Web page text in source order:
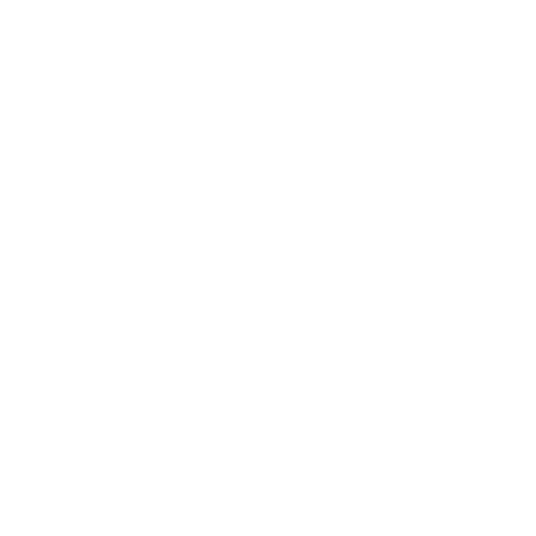
acvatic imens. Receptia, deschisa 24/7 poate furniza informatii